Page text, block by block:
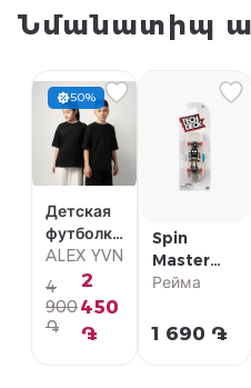
Նմանատիպ
50%
Детская
футболка
с
коротким
рукавом
ALEX YVN
4
900
֏
2
450
֏
Spin
Master
Скейтборд
Рейма
1 690 ֏